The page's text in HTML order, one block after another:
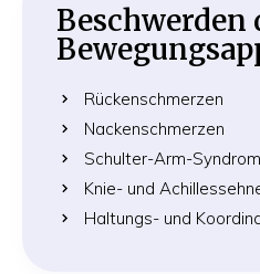
Beschwerden
Rückenschmerzen
Nackenschmerzen
Schulter-Arm-Syndrom
Knie- und
Haltungs- und